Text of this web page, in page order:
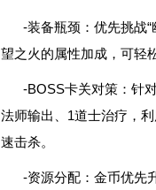
-装备瓶颈：优先挑战
望之火的属性加成，可轻
-BOSS卡关对策：针
法师输出、1道士治疗，
速击杀。
-资源分配：金币优先